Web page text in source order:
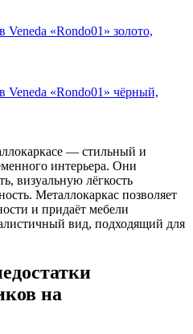
«Rondo01» золото,
Veneda «Rondo01» чёрный,
— стильный и
интерьера. Они
визуальную лёгкость
Металлокаркас позволяет
и придаёт мебели
вид, подходящий для
на